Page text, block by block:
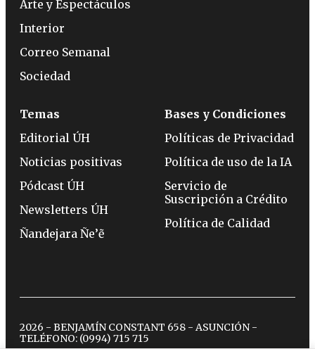
Arte y Espectáculos
Interior
Correo Semanal
Sociedad
Temas
Editorial ÚH
Noticias positivas
Pódcast ÚH
Newsletters ÚH
Ñandejara Ñe’ẽ
Bases y Condiciones
Políticas de Privacidad
Política de uso de la IA
Servicio de
Suscripción a Crédito
Política de Calidad
2026 - BENJAMÍN CONSTANT 658 - ASUNCIÓN -
TELÉFONO: (0994) 715 715